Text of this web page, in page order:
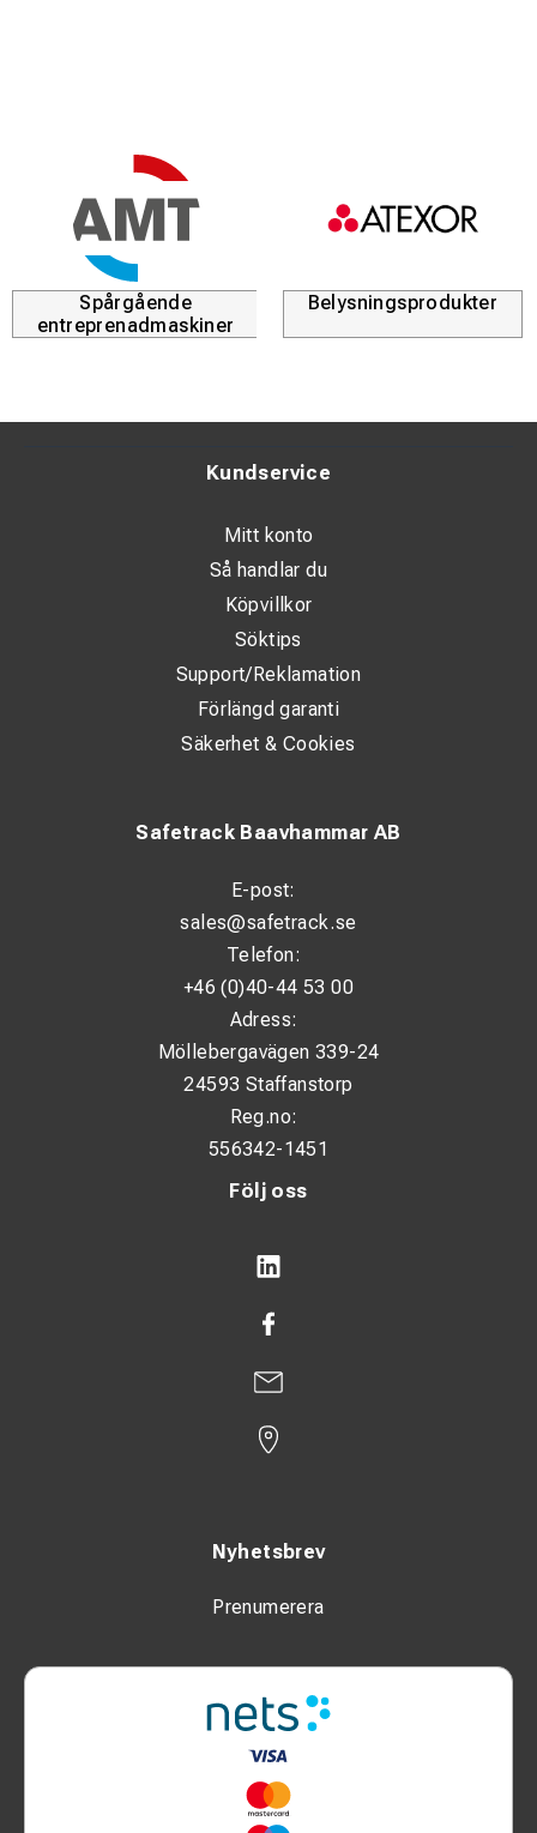
Spårgående
entreprenadmaskiner
Belysningsprodukter
Följ oss
Nyhetsbrev
Prenumerera
Safetrack Baavhammar AB
E-post:
sales@safetrack.se
Telefon:
+46 (0)40-44 53 00
Adress:
Möllebergavägen 339-24
24593 Staffanstorp
Reg.no:
556342-1451
Kundservice
Mitt konto
Så handlar du
Köpvillkor
Söktips
Support/Reklamation
Förlängd garanti
Säkerhet & Cookies